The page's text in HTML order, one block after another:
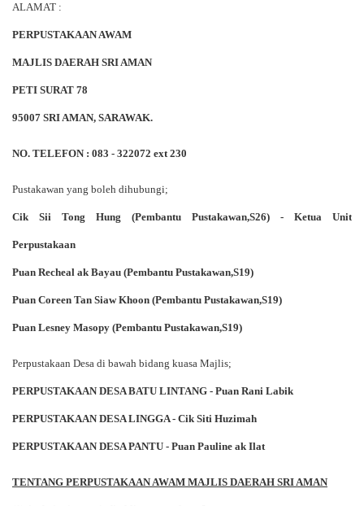
ALAMAT :
PERPUSTAKAAN AWAM
MAJLIS DAERAH SRI AMAN
PETI SURAT 78
95007 SRI AMAN, SARAWAK.
NO. TELEFON : 083 - 322072 ext 230
Pustakawan yang boleh dihubungi;
Cik Sii Tong Hung (Pembantu Pustakawan,S26) - Ketua Unit
Perpustakaan
Puan Recheal ak Bayau (Pembantu Pustakawan,S19)
Puan Coreen Tan Siaw Khoon (Pembantu Pustakawan,S19)
Puan Lesney Masopy (Pembantu Pustakawan,S19)
Perpustakaan Desa di bawah bidang kuasa Majlis;
PERPUSTAKAAN DESA BATU LINTANG - Puan Rani Labik
PERPUSTAKAAN DESA LINGGA - Cik Siti Huzimah
PERPUSTAKAAN DESA PANTU - Puan Pauline ak Ilat
TENTANG PERPUSTAKAAN AWAM MAJLIS DAERAH SRI AMAN